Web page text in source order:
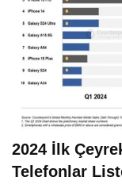
2024 İlk
Telefonlar